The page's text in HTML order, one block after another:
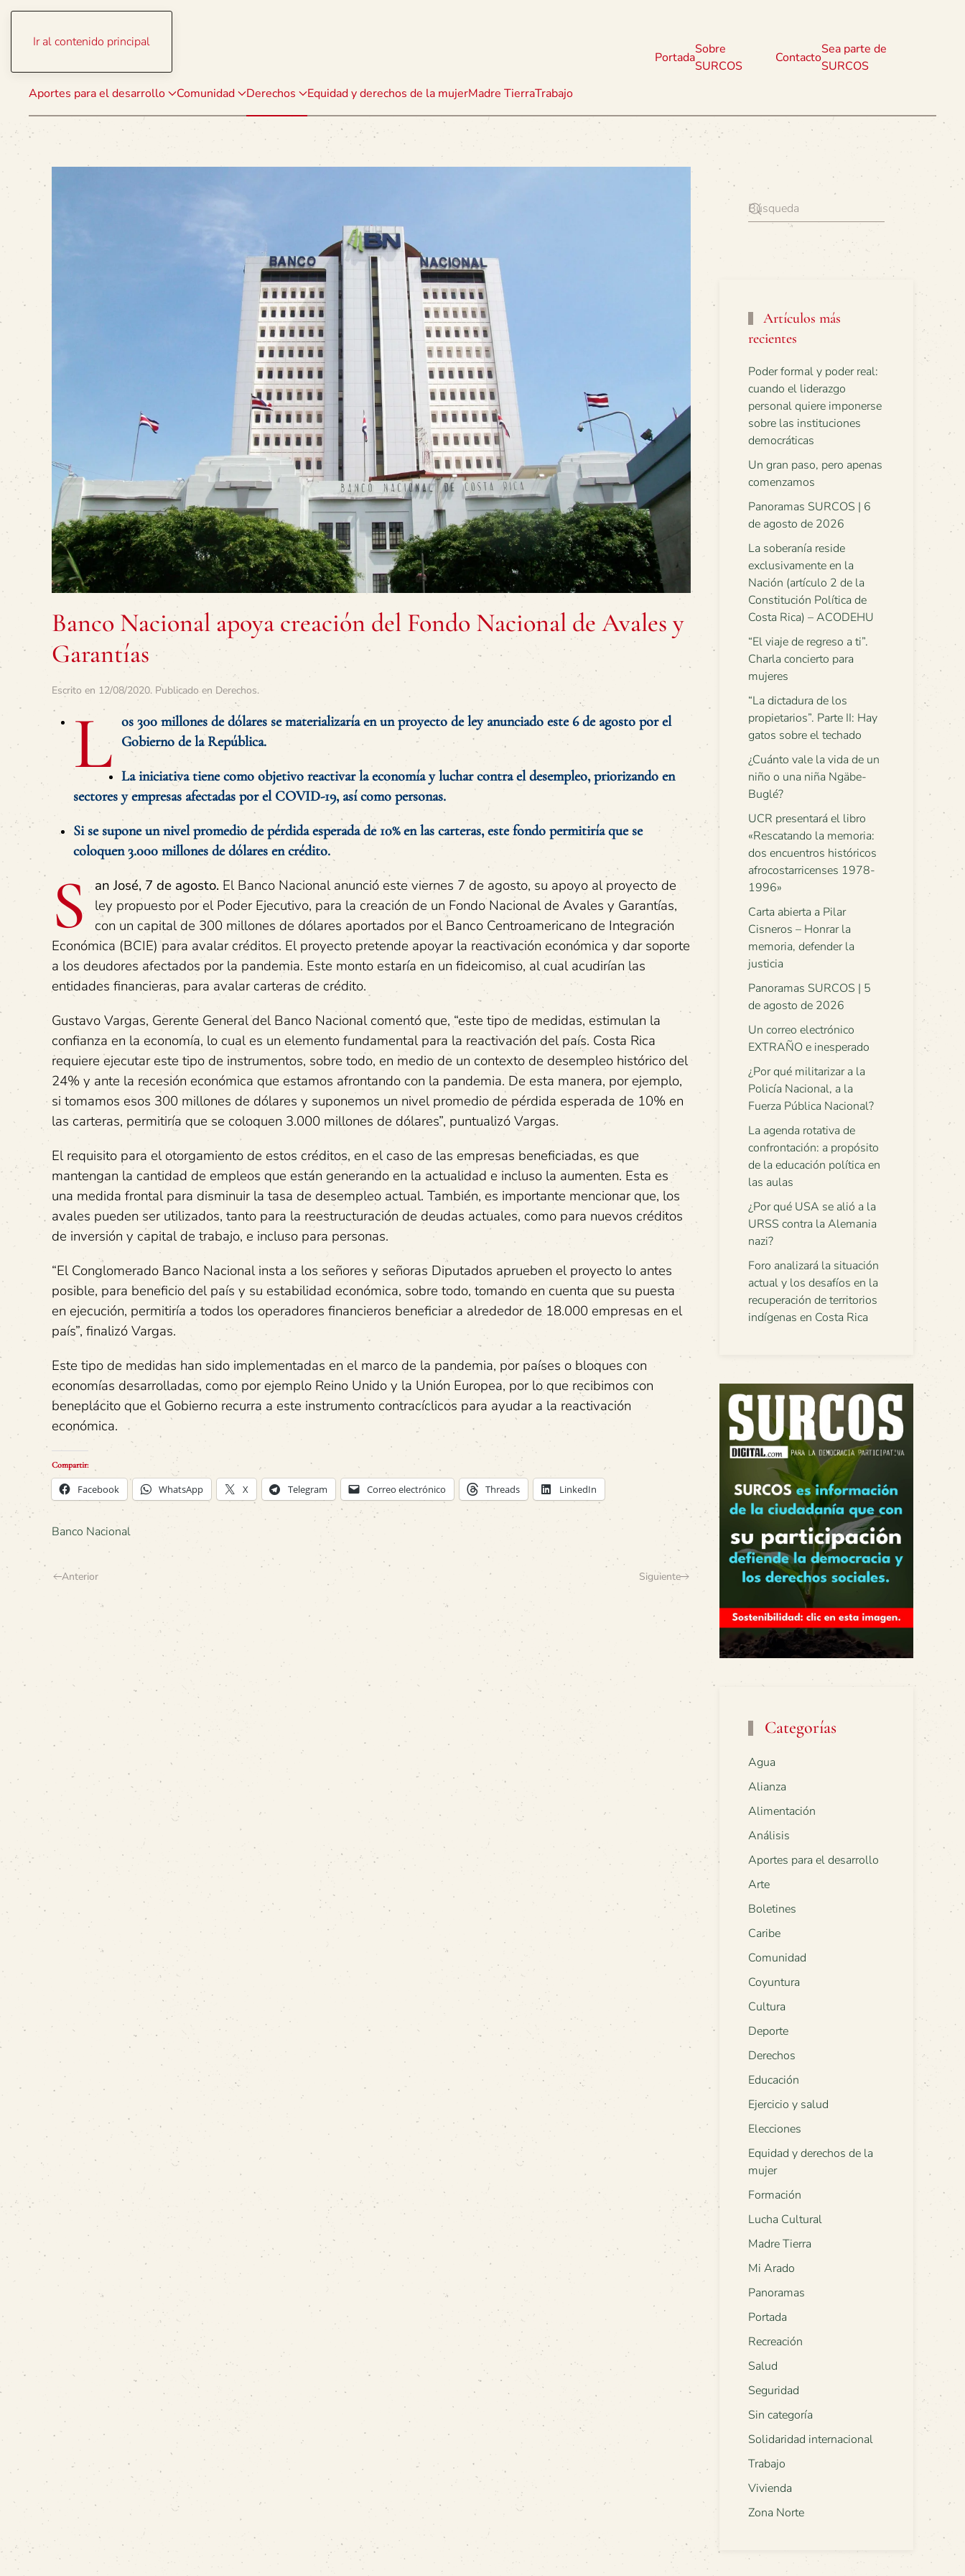
Ir al contenido principal
Aportes para el desarrollo Comunidad Derechos Equidad y derechos de la mujerMadre TierraTrabajo
Portada
Sobre
SURCOS
Contacto
Sea parte de
SURCOS
Banco Nacional apoya creación del Fondo Nacional de Avales y
Garantías
Escrito en 12/08/2020. Publicado en Derechos.
L os 300 millones de dólares se materializaría en un proyecto de ley anunciado este 6 de agosto por el
Gobierno de la República.
La iniciativa tiene como objetivo reactivar la economía y luchar contra el desempleo, priorizando en
sectores y empresas afectadas por el COVID-19, así como personas.
Si se supone un nivel promedio de pérdida esperada de 10% en las carteras, este fondo permitiría que se
coloquen 3.000 millones de dólares en crédito.
S an José, 7 de agosto. El Banco Nacional anunció este viernes 7 de agosto, su apoyo al proyecto de
ley propuesto por el Poder Ejecutivo, para la creación de un Fondo Nacional de Avales y Garantías,
con un capital de 300 millones de dólares aportados por el Banco Centroamericano de Integración
Económica (BCIE) para avalar créditos. El proyecto pretende apoyar la reactivación económica y dar soporte
a los deudores afectados por la pandemia. Este monto estaría en un fideicomiso, al cual acudirían las
entidades financieras, para avalar carteras de crédito.
Gustavo Vargas, Gerente General del Banco Nacional comentó que, “este tipo de medidas, estimulan la
confianza en la economía, lo cual es un elemento fundamental para la reactivación del país. Costa Rica
requiere ejecutar este tipo de instrumentos, sobre todo, en medio de un contexto de desempleo histórico del
24% y ante la recesión económica que estamos afrontando con la pandemia. De esta manera, por ejemplo,
si tomamos esos 300 millones de dólares y suponemos un nivel promedio de pérdida esperada de 10% en
las carteras, permitiría que se coloquen 3.000 millones de dólares”, puntualizó Vargas.
El requisito para el otorgamiento de estos créditos, en el caso de las empresas beneficiadas, es que
mantengan la cantidad de empleos que están generando en la actualidad e incluso la aumenten. Esta es
una medida frontal para disminuir la tasa de desempleo actual. También, es importante mencionar que, los
avales pueden ser utilizados, tanto para la reestructuración de deudas actuales, como para nuevos créditos
de inversión y capital de trabajo, e incluso para personas.
“El Conglomerado Banco Nacional insta a los señores y señoras Diputados aprueben el proyecto lo antes
posible, para beneficio del país y su estabilidad económica, sobre todo, tomando en cuenta que su puesta
en ejecución, permitiría a todos los operadores financieros beneficiar a alrededor de 18.000 empresas en el
país”, finalizó Vargas.
Este tipo de medidas han sido implementadas en el marco de la pandemia, por países o bloques con
economías desarrolladas, como por ejemplo Reino Unido y la Unión Europea, por lo que recibimos con
beneplácito que el Gobierno recurra a este instrumento contracíclicos para ayudar a la reactivación
económica.
Compartir:
Facebook WhatsApp X Telegram Correo electrónico Threads LinkedIn
Banco Nacional
Anterior Siguiente
Artículos más
recientes
Poder formal y poder real:
cuando el liderazgo
personal quiere imponerse
sobre las instituciones
democráticas
Un gran paso, pero apenas
comenzamos
Panoramas SURCOS | 6
de agosto de 2026
La soberanía reside
exclusivamente en la
Nación (artículo 2 de la
Constitución Política de
Costa Rica) – ACODEHU
“El viaje de regreso a ti”.
Charla concierto para
mujeres
“La dictadura de los
propietarios”. Parte II: Hay
gatos sobre el techado
¿Cuánto vale la vida de un
niño o una niña Ngäbe-
Buglé?
UCR presentará el libro
«Rescatando la memoria:
dos encuentros históricos
afrocostarricenses 1978-
1996»
Carta abierta a Pilar
Cisneros – Honrar la
memoria, defender la
justicia
Panoramas SURCOS | 5
de agosto de 2026
Un correo electrónico
EXTRAÑO e inesperado
¿Por qué militarizar a la
Policía Nacional, a la
Fuerza Pública Nacional?
La agenda rotativa de
confrontación: a propósito
de la educación política en
las aulas
¿Por qué USA se alió a la
URSS contra la Alemania
nazi?
Foro analizará la situación
actual y los desafíos en la
recuperación de territorios
indígenas en Costa Rica
Categorías
Agua
Alianza
Alimentación
Análisis
Aportes para el desarrollo
Arte
Boletines
Caribe
Comunidad
Coyuntura
Cultura
Deporte
Derechos
Educación
Ejercicio y salud
Elecciones
Equidad y derechos de la
mujer
Formación
Lucha Cultural
Madre Tierra
Mi Arado
Panoramas
Portada
Recreación
Salud
Seguridad
Sin categoría
Solidaridad internacional
Trabajo
Vivienda
Zona Norte